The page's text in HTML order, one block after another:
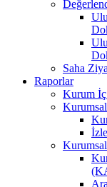
Saha
Raporlar
Kurum